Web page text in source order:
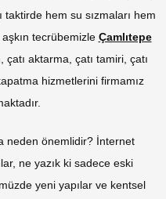
taktirde hem su sızmaları hem
aşkın tecrübemizle Çamlıtepe
çatı aktarma, çatı tamiri, çatı
hizmetlerini firmamız
neden önemlidir? İnternet
ne yazık ki sadece eski
yeni yapılar ve kentsel